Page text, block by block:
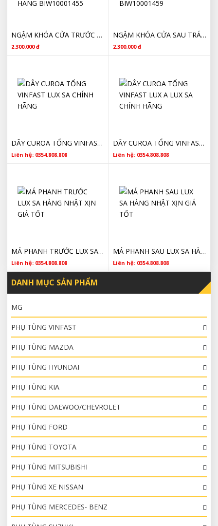
NGẬM KHÓA CỬA TRƯỚC TRÁI VINFAST LUX SA, LUX A CHÍNH HÃNG BIW10001455
2.300.000 đ
NGẬM KHÓA CỬA SAU TRÁI VINFAST LUX SA, LUX A CHÍNH HÃNG BIW10001459
2.300.000 đ
DÂY CUROA TỔNG VINFAST LUX SA CHÍNH HÃNG
Liên hệ: 0354.808.808
DÂY CUROA TỔNG VINFAST LUX A LUX SA CHÍNH HÃNG
Liên hệ: 0354.808.808
MÁ PHANH TRƯỚC LUX SA HÀNG NHẬT XỊN GIÁ TỐT
Liên hệ: 0354.808.808
MÁ PHANH SAU LUX SA HÀNG NHẬT XỊN GIÁ TỐT
Liên hệ: 0354.808.808
DANH MỤC SẢN PHẨM
MG
PHỤ TÙNG VINFAST
PHỤ TÙNG MAZDA
PHỤ TÙNG HYUNDAI
PHỤ TÙNG KIA
PHỤ TÙNG DAEWOO/CHEVROLET
PHỤ TÙNG FORD
PHỤ TÙNG TOYOTA
PHỤ TÙNG MITSUBISHI
PHỤ TÙNG XE NISSAN
PHỤ TÙNG MERCEDES- BENZ